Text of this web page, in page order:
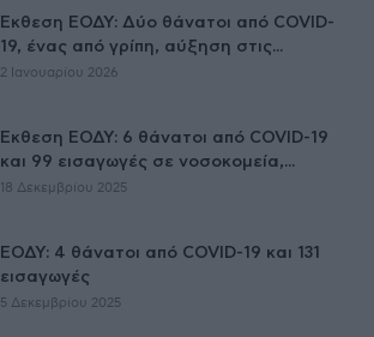
Έκθεση ΕΟΔΥ: Δύο θάνατοι από COVID-
19, ένας από γρίπη, αύξηση στις...
2 Ιανουαρίου 2026
Έκθεση ΕΟΔΥ: 6 θάνατοι από COVID-19
και 99 εισαγωγές σε νοσοκομεία,...
18 Δεκεμβρίου 2025
ΕΟΔΥ: 4 θάνατοι από COVID-19 και 131
εισαγωγές
5 Δεκεμβρίου 2025